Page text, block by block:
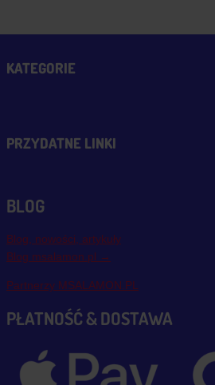
KATEGORIE
PRZYDATNE LINKI
BLOG
Blog, nowości, artykuły
Blog msalamon.pl →
Partnerzy MSALAMON.PL
PŁATNOŚĆ & DOSTAWA